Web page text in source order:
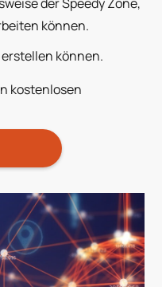
können.
können.
kostenlosen